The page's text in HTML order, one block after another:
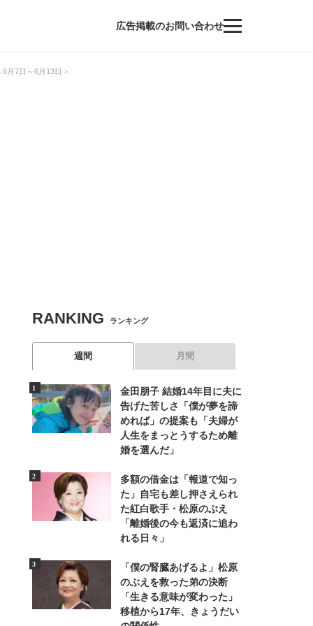
広告掲載のお問い合わせ
月7日～6月13日＞
RANKING ランキング
週間 月間
金田朋子 結婚14年目に夫に
告げた苦しさ「僕が夢を諦
めれば」の提案も「夫婦が
人生をまっとうするため離
婚を選んだ」
多額の借金は「報道で知っ
た」自宅も差し押さえられ
た紅白歌手・松原のぶえ
「離婚後の今も返済に追わ
れる日々」
「僕の腎臓あげるよ」松原
のぶえを救った弟の決断
「生きる意味が変わった」
移植から17年、きょうだい